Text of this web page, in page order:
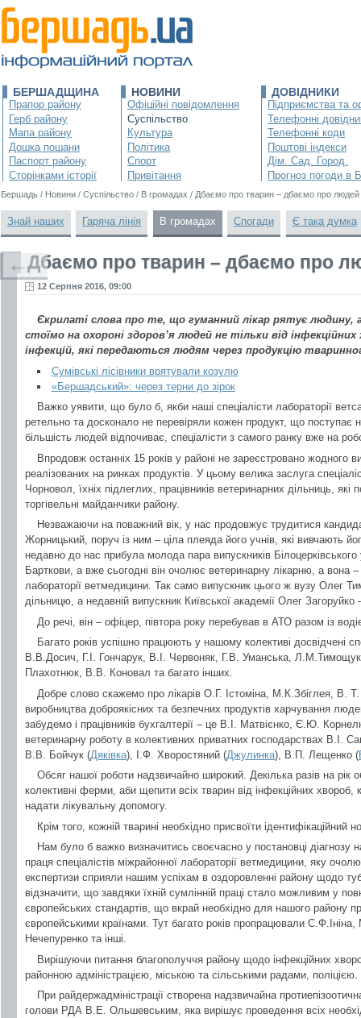
БЕРШАДЩИНА
Прапор району
Герб району
Мапа району
Дошка пошани
Паспорт району
Сторінками історії
НОВИНИ
Офіційні повідомлення
Суспільство
Культура
Політика
Спорт
Привітання
ДОВІДНИКИ
Підприємства та
Телефонні
Телефонні коди
Поштові індекси
Дім. Сад. Город.
Прогноз погоди в
Бершадь / Новини / Суспільство / В громадах / Дбаємо про тварин – дбаємо про людей
Знай наших Гаряча лінія В громадах Спогади Є така думка
Дбаємо про тварин – дбаємо про
12 Серпня 2016, 09:00
Єкрилаті слова про те, що гуманний лікар рятує
стоїмо на охороні здоров’я людей не тільки від
інфекцій, які передаються людям через продукцію
Сумівські лісівники врятували козулю
«Бершадський»: через терни до зірок
Важко уявити, що було б, якби наші спеціалісти лабораторії
ретельно та досконало не перевіряли кожен продукт, що поступає
більшість людей відпочиває, спеціалісти з самого ранку вже на
Впродовж останніх 15 років у районі не зареєстровано жодного
реалізованих на ринках продуктів. У цьому велика заслуга
Чорновол, їхніх підлеглих, працівників ветеринарних дільниць, які
торгівельні майданчики району.
Незважаючи на поважний вік, у нас продовжує трудитися
Жорницький, поруч із ним – ціла плеяда його учнів, які вивчають
недавно до нас прибула молода пара випускників
Барткови, а вже сьогодні він очолює ветеринарну лікарню, а вона –
лабораторії ветмедицини. Так само випускник цього ж вузу Олег
дільницю, а недавній випускник Київської академії Олег
До речі, він – офіцер, півтора року перебував в АТО разом із
Багато років успішно працюють у нашому колективі досвідчені
В.В.Досич, Г.І. Гончарук, В.І. Червоняк, Г.В. Уманська,
Плахотнюк, В.В. Коновал та багато інших.
Добре слово скажемо про лікарів О.Г. Істоміна, М.К.Збіглея, В.
виробництва доброякісних та безпечних продуктів харчування
забудемо і працівників бухгалтерії – це В.І. Матвієнко, Є.Ю.
ветеринарну роботу в колективних приватних господарствах В.І.
В.В. Бойчук (Дяківка), І.Ф. Хворостяний (Джулинка), В.П. Лещенко (
Обсяг нашої роботи надзвичайно широкий. Декілька разів на рік
колективні ферми, аби щепити всіх тварин від інфекційних хвороб,
надати лікувальну допомогу.
Крім того, кожній тварині необхідно присвоїти ідентифікаційний
Нам було б важко визначитись своєчасно у постановці діагнозу
праця спеціалістів міжрайонної лабораторії ветмедицини, яку
експертизи сприяли нашим успіхам в оздоровленні району щодо
відзначити, що завдяки їхній сумлінній праці стало можливим у
європейських стандартів, що вкрай необхідно для нашого району
європейськими країнами. Тут багато років пропрацювали
Нечепуренко та інші.
Вирішуючи питання благополуччя району щодо інфекційних
районною адміністрацією, міською та сільськими радами, поліцією.
При райдержадміністрації створена надзвичайна
голови РДА В.Е. Ольшевським, яка вирішує проведення всіх
←